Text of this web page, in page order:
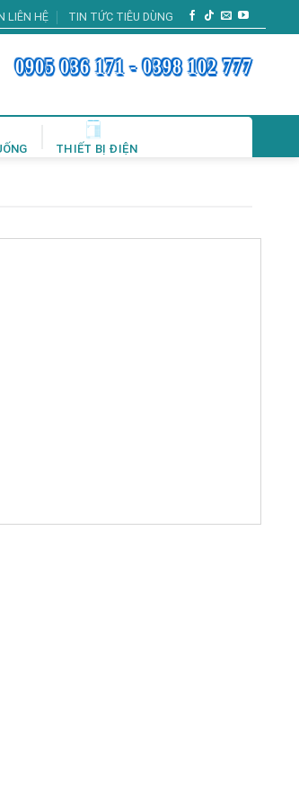
LIÊN HỆ TIN TỨC TIÊU DÙNG
0905 036 171 - 0398 102 777
THIẾT BỊ ĐIỆN